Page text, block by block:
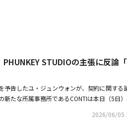
STUDIOの主張に反論
告したユ・ジュンウォンが、契約に関する
たな所属事務所であるCONTIは本日（5日）
の専属契約の協議過程において、17人の固定
2026/06/05